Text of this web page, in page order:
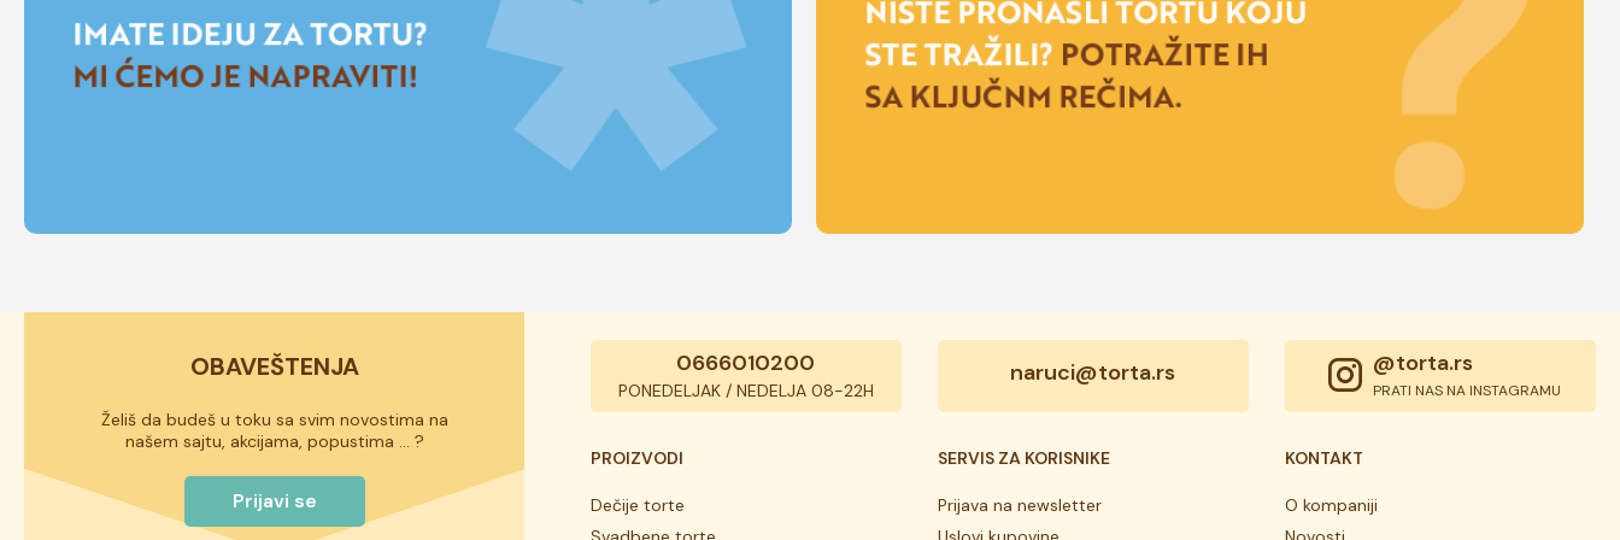
OBAVEŠTENJA
Želiš da budeš u toku sa svim novostima na
našem sajtu, akcijama, popustima ... ?
Prijavi se
0666010200
PONEDELJAK / NEDELJA 08-22H
naruci@torta.rs @torta.rs
PRATI NAS NA INSTAGRAMU
PROIZVODI
Dečije torte
SERVIS ZA KORISNIKE
Prijava na newsletter
KONTAKT
O kompaniji